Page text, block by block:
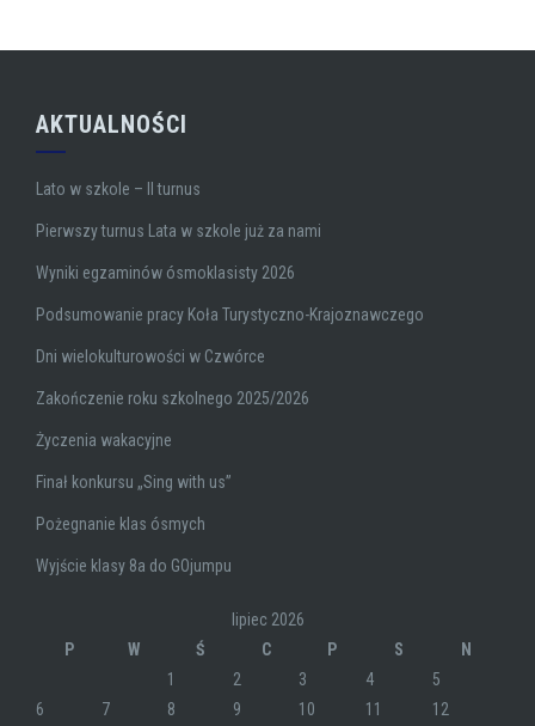
AKTUALNOŚCI
Lato w szkole – II turnus
Pierwszy turnus Lata w szkole już za nami
Wyniki egzaminów ósmoklasisty 2026
Podsumowanie pracy Koła Turystyczno-Krajoznawczego
Dni wielokulturowości w Czwórce
Zakończenie roku szkolnego 2025/2026
Życzenia wakacyjne
Finał konkursu „Sing with us”
Pożegnanie klas ósmych
Wyjście klasy 8a do GOjumpu
lipiec 2026
P
W Ś C P S
N
1
2 3 4
5
6
7 8 9 10 11
12